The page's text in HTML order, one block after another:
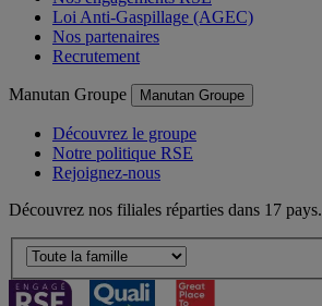
Loi Anti-Gaspillage (AGEC)
Nos partenaires
Recrutement
Manutan Groupe Manutan Groupe
Découvrez le groupe
Notre politique RSE
Rejoignez-nous
Découvrez nos filiales réparties dans 17 pays.